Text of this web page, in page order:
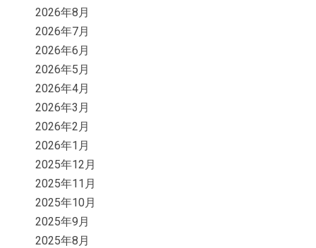
2026年8月
2026年7月
2026年6月
2026年5月
2026年4月
2026年3月
2026年2月
2026年1月
2025年12月
2025年11月
2025年10月
2025年9月
2025年8月